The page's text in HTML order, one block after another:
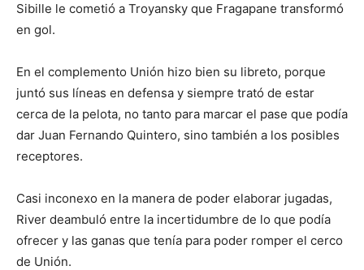
Sibille le cometió a Troyansky que Fragapane transformó
en gol.
En el complemento Unión hizo bien su libreto, porque
juntó sus líneas en defensa y siempre trató de estar
cerca de la pelota, no tanto para marcar el pase que podía
dar Juan Fernando Quintero, sino también a los posibles
receptores.
Casi inconexo en la manera de poder elaborar jugadas,
River deambuló entre la incertidumbre de lo que podía
ofrecer y las ganas que tenía para poder romper el cerco
de Unión.